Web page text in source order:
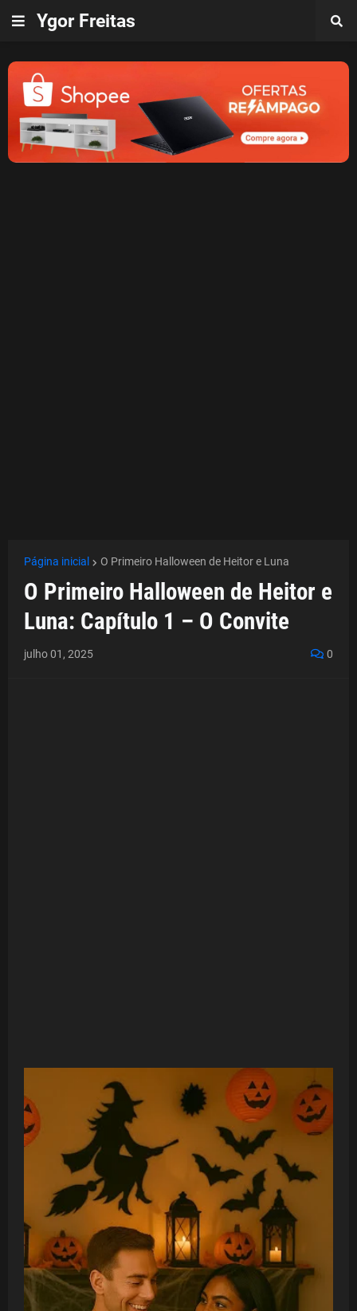
Ygor Freitas
Página inicial O Primeiro Halloween de Heitor e Luna
O Primeiro Halloween de Heitor e
Luna: Capítulo 1 – O Convite
julho 01, 2025 0